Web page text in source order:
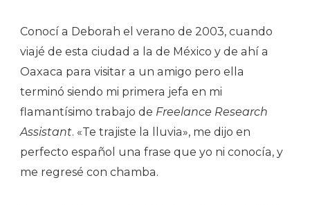
Conocí a Deborah el verano de 2003, cuando
viajé de esta ciudad a la de México y de ahí a
Oaxaca para visitar a un amigo pero ella
terminó siendo mi primera jefa en mi
flamantísimo trabajo de Freelance Research
Assistant. «Te trajiste la lluvia», me dijo en
perfecto español una frase que yo ni conocía, y
me regresé con chamba.